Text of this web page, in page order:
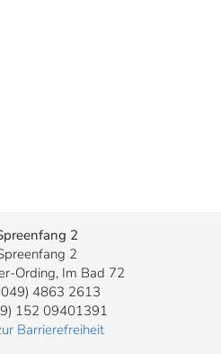
2
2
Ording, Im Bad 72
4863 2613
152 09401391
Barrierefreiheit